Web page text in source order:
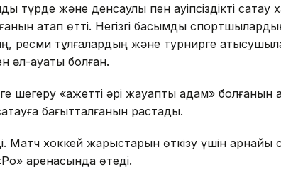
түрде және денсаулық пен қауіпсіздікті
атап өтті. Негізгі басымдық
ресми тұлғалардың және турнирге
ауқаты болған.
шегеру «қажетті әрі жауапты қадам» болғанын
бағытталғанын растады.
Матч хоккей жарыстарын өткізу үшін арнайы
аренасында өтеді.